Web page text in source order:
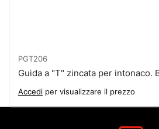
PGT206
Guida a "T" zincata per intonaco.
Accedi per visualizzare il prezzo